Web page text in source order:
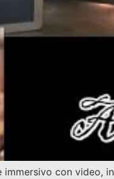
con video,